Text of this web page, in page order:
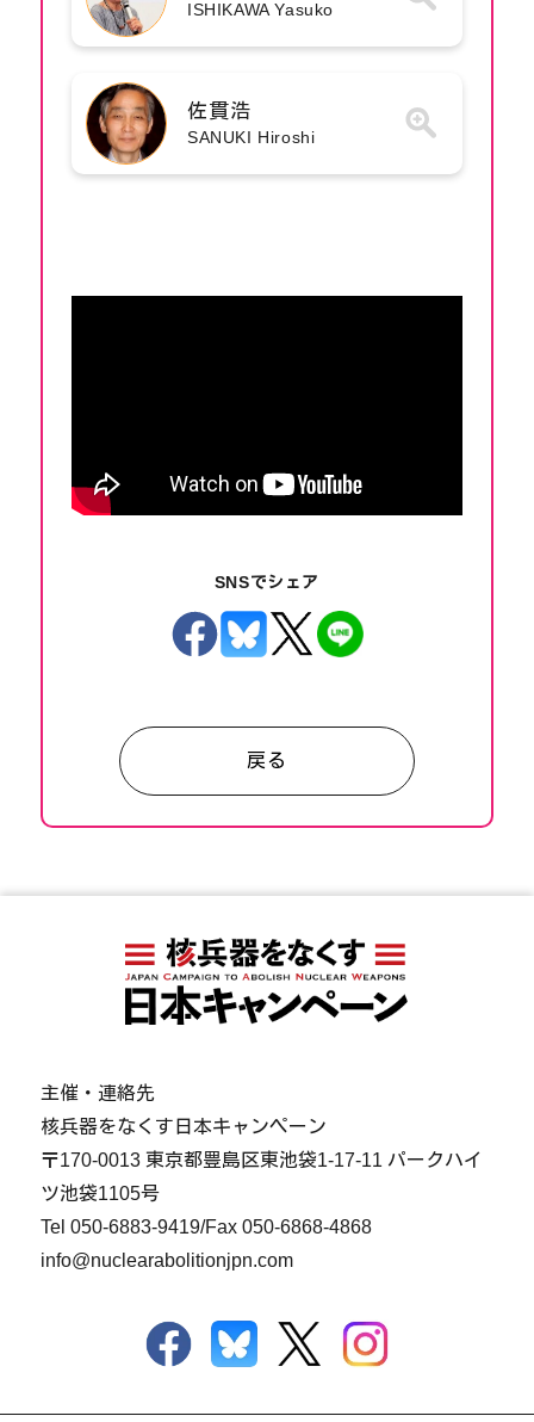
ISHIKAWA Yasuko
佐貫浩
SANUKI Hiroshi
SNSでシェア
戻る
主催・連絡先
核兵器をなくす日本キャンペーン
〒170-0013 東京都豊島区東池袋1-17-11 パークハイ
ツ池袋1105号
Tel050-6883-9419/Fax 050-6868-4868
info@nuclearabolitionjpn.com